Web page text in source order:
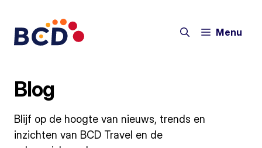
Menu
Blog
Blijf op de hoogte van nieuws, trends en
inzichten van BCD Travel en de